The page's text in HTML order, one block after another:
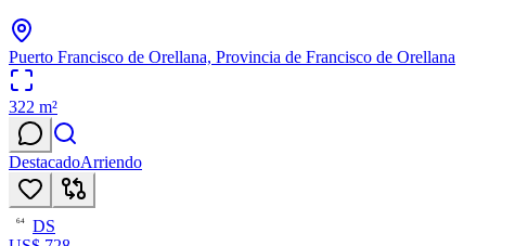
Puerto Francisco de Orellana, Provincia de Francisco de Orellana
322 m²
DestacadoArriendo
64
DS